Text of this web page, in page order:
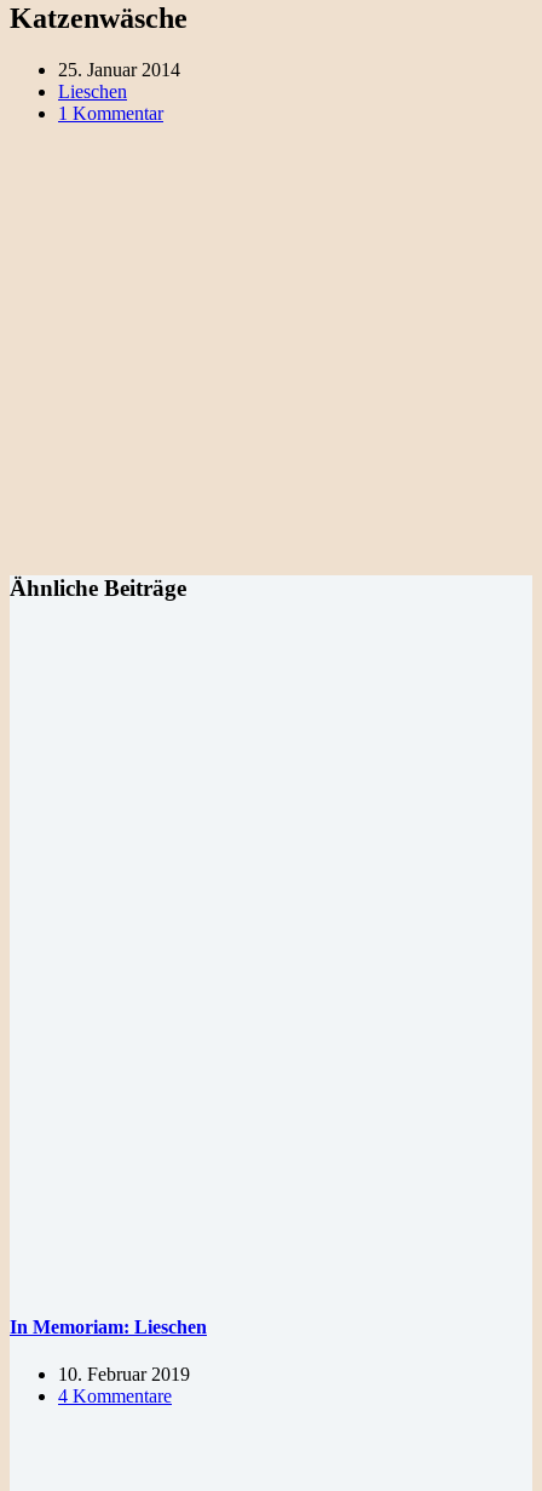
Katzenwäsche
25. Januar 2014
Lieschen
1 Kommentar
Ähnliche Beiträge
In Memoriam: Lieschen
10. Februar 2019
4 Kommentare